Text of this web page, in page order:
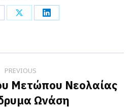
Share
X
Share
LinkedIn
PREVIOUS
Previous
Μετώπου Νεολαίας
Ωνάση